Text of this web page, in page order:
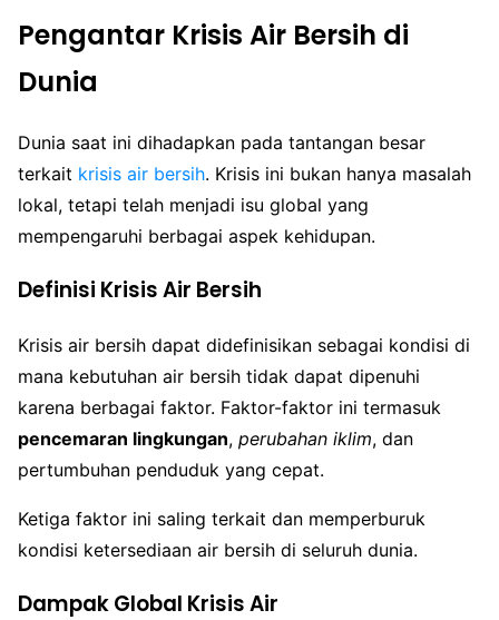
Pengantar Krisis Air Bersih di
Dunia
Dunia saat ini dihadapkan pada tantangan besar
terkait krisis air bersih. Krisis ini bukan hanya masalah
lokal, tetapi telah menjadi isu global yang
mempengaruhi berbagai aspek kehidupan.
Definisi Krisis Air Bersih
Krisis air bersih dapat didefinisikan sebagai kondisi di
mana kebutuhan air bersih tidak dapat dipenuhi
karena berbagai faktor. Faktor-faktor ini termasuk
pencemaran lingkungan, perubahan iklim, dan
pertumbuhan penduduk yang cepat.
Ketiga faktor ini saling terkait dan memperburuk
kondisi ketersediaan air bersih di seluruh dunia.
Dampak Global Krisis Air